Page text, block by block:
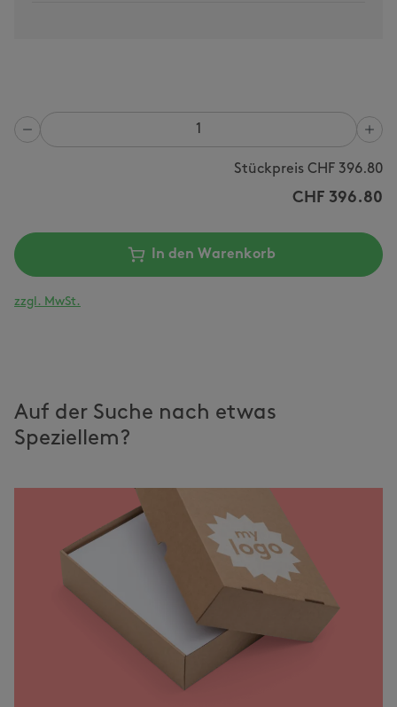
Anzahl
Stückpreis CHF 396.80
CHF 396.80
In den Warenkorb
zzgl. MwSt.
Auf der Suche nach etwas
Speziellem?